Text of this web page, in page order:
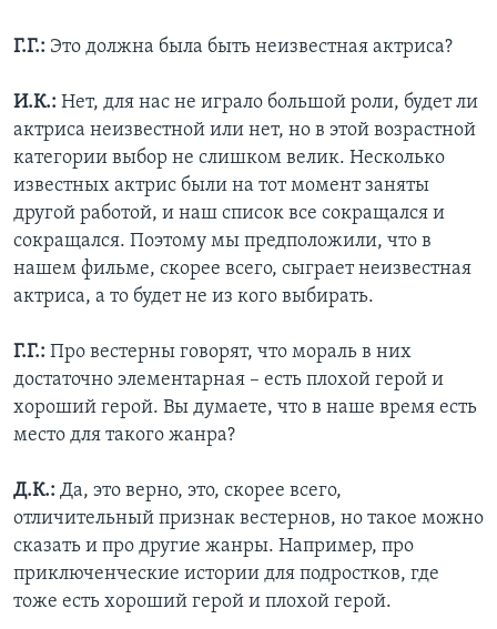
Г.Г.: Это должна была быть неизвестная актриса?
И.К.: Нет, для нас не играло большой роли, будет ли
актриса неизвестной или нет, но в этой возрастной
категории выбор не слишком велик. Несколько
известных актрис были на тот момент заняты
другой работой, и наш список все сокращался и
сокращался. Поэтому мы предположили, что в
нашем фильме, скорее всего, сыграет неизвестная
актриса, а то будет не из кого выбирать.
Г.Г.: Про вестерны говорят, что мораль в них
достаточно элементарная – есть плохой герой и
хороший герой. Вы думаете, что в наше время есть
место для такого жанра?
Д.К.: Да, это верно, это, скорее всего,
отличительный признак вестернов, но такое можно
сказать и про другие жанры. Например, про
приключенческие истории для подростков, где
тоже есть хороший герой и плохой герой.